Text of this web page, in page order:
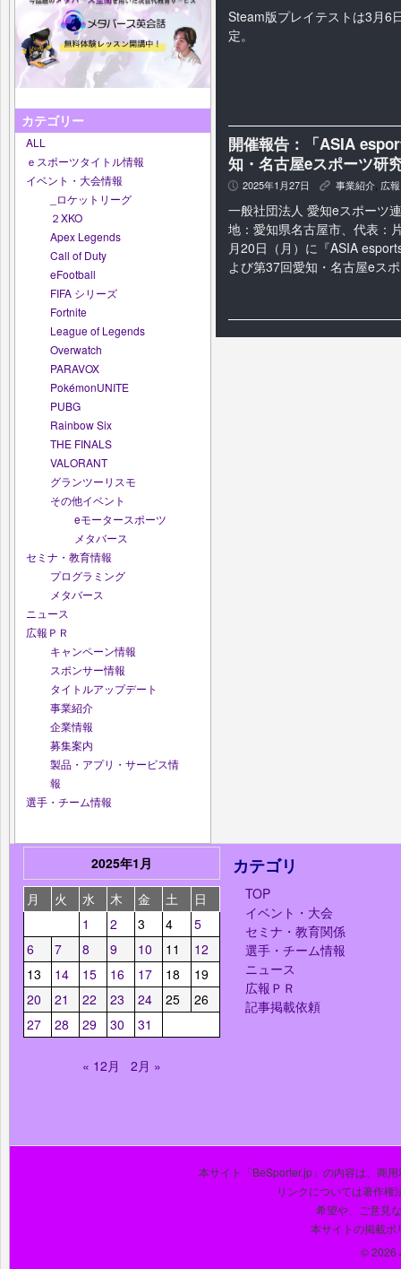
カテゴリー
ALL
ｅスポーツタイトル情報
イベント・大会情報
_ロケットリーグ
２XKO
Apex Legends
Call of Duty
eFootball
FIFA シリーズ
Fortnite
League of Legends
Overwatch
PARAVOX
PokémonUNITE
PUBG
Rainbow Six
THE FINALS
VALORANT
グランツーリスモ
その他イベント
eモータースポーツ
メタバース
セミナ・教育情報
プログラミング
メタバース
ニュース
広報ＰＲ
キャンペーン情報
スポンサー情報
タイトルアップデート
事業紹介
企業情報
募集案内
製品・アプリ・サービス情
報
選手・チーム情報
Steam版プレイテストは3月6
定。
開催報告：「ASIA
知・名古屋eスポーツ研
P 2025年1月27日 K 事業紹介, 広
一般社団法人 愛知eスポーツ
地：愛知県名古屋市、代表：
月20日（月）に『ASIA
よび第37回愛知・名古屋eス
2025年1月
月
火 水 木 金 土
日
1
2 3 4
5
6
7 8 9 10 11
12
13
14 15 16 17 18
19
20
21 22 23 24 25
26
27
28 29 30 31
« 12月 2月 »
カテゴリ
TOP
イベント・大会
セミナ・教育関係
選手・チーム情報
ニュース
広報ＰＲ
記事掲載依頼
本サイト「BeSporter.jp」の内容は、商
リンクについては著作権
希望や、ご意見
本サイトの掲載ポ
© 2026